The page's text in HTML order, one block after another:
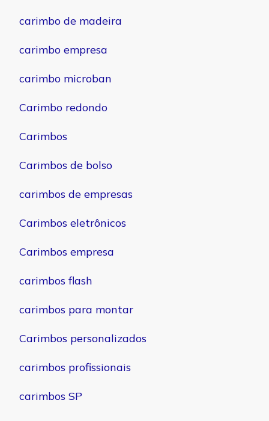
carimbo de madeira
carimbo empresa
carimbo microban
Carimbo redondo
Carimbos
Carimbos de bolso
carimbos de empresas
Carimbos eletrônicos
Carimbos empresa
carimbos flash
carimbos para montar
Carimbos personalizados
carimbos profissionais
carimbos SP